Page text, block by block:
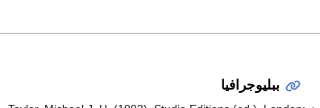
ببليوجرافيا